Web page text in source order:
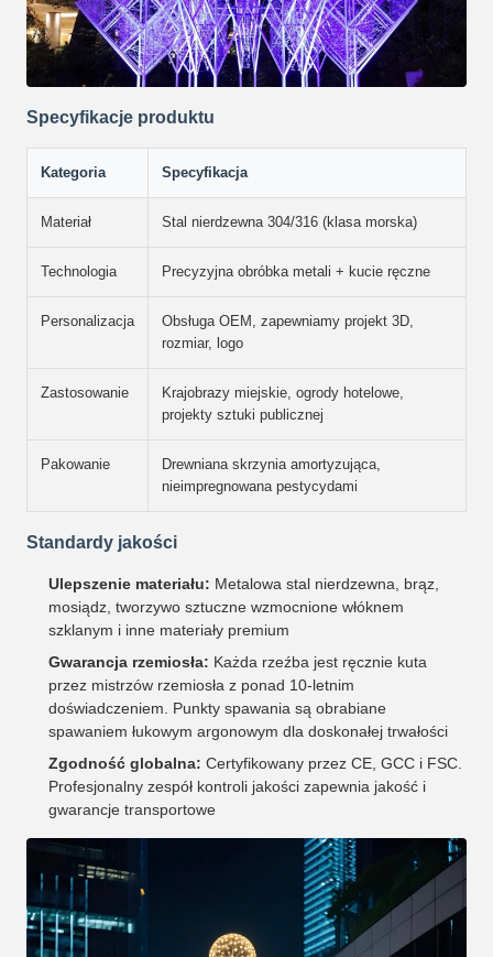
Specyfikacje produktu
Kategoria Specyfikacja
Materiał Stal nierdzewna 304/316 (klasa morska)
Technologia Precyzyjna obróbka metali + kucie ręczne
Personalizacja
Obsługa OEM, zapewniamy projekt 3D,
rozmiar, logo
Zastosowanie
Krajobrazy miejskie, ogrody hotelowe,
projekty sztuki publicznej
Pakowanie
Drewniana skrzynia amortyzująca,
nieimpregnowana pestycydami
Standardy jakości
Ulepszenie materiału: Metalowa stal nierdzewna, brąz,
mosiądz, tworzywo sztuczne wzmocnione włóknem
szklanym i inne materiały premium
Gwarancja rzemiosła: Każda rzeźba jest ręcznie kuta
przez mistrzów rzemiosła z ponad 10-letnim
doświadczeniem. Punkty spawania są obrabiane
spawaniem łukowym argonowym dla doskonałej trwałości
Zgodność globalna: Certyfikowany przez CE, GCC i FSC.
Profesjonalny zespół kontroli jakości zapewnia jakość i
gwarancje transportowe